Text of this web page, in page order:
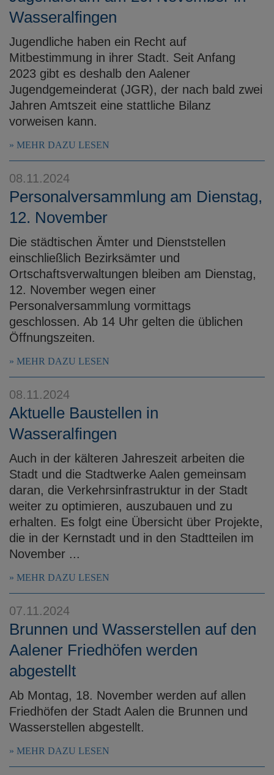
Wasseralfingen
Jugendliche haben ein Recht auf
Mitbestimmung in ihrer Stadt. Seit Anfang
2023 gibt es deshalb den Aalener
Jugendgemeinderat (JGR), der nach bald zwei
Jahren Amtszeit eine stattliche Bilanz
vorweisen kann.
MEHR DAZU LESEN
08.11.2024
Personalversammlung am Dienstag,
12. November
Die städtischen Ämter und Dienststellen
einschließlich Bezirksämter und
Ortschaftsverwaltungen bleiben am Dienstag,
12. November wegen einer
Personalversammlung vormittags
geschlossen. Ab 14 Uhr gelten die üblichen
Öffnungszeiten.
MEHR DAZU LESEN
08.11.2024
Aktuelle Baustellen in
Wasseralfingen
Auch in der kälteren Jahreszeit arbeiten die
Stadt und die Stadtwerke Aalen gemeinsam
daran, die Verkehrsinfrastruktur in der Stadt
weiter zu optimieren, auszubauen und zu
erhalten. Es folgt eine Übersicht über Projekte,
die in der Kernstadt und in den Stadtteilen im
November ...
MEHR DAZU LESEN
07.11.2024
Brunnen und Wasserstellen auf den
Aalener Friedhöfen werden
abgestellt
Ab Montag, 18. November werden auf allen
Friedhöfen der Stadt Aalen die Brunnen und
Wasserstellen abgestellt.
MEHR DAZU LESEN